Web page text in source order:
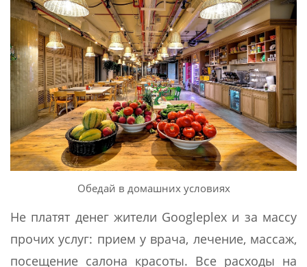
Обедай в домашних условиях
Не платят денег жители Googleplex и за массу
прочих услуг: прием у врача, лечение, массаж,
посещение салона красоты. Все расходы на